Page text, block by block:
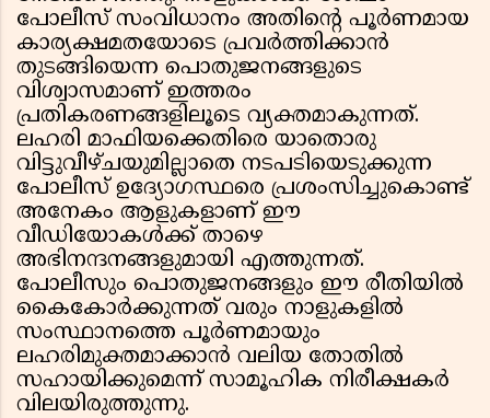
പോലീസ് സംവിധാനം അതിൻ്റെ പൂർണമായ
കാര്യക്ഷമതയോടെ പ്രവർത്തിക്കാൻ
തുടങ്ങിയെന്ന പൊതുജനങ്ങളുടെ
വിശ്വാസമാണ് ഇത്തരം
പ്രതികരണങ്ങളിലൂടെ വ്യക്തമാകുന്നത്.
ലഹരി മാഫിയക്കെതിരെ യാതൊരു
വിട്ടുവീഴ്ചയുമില്ലാതെ നടപടിയെടുക്കുന്ന
പോലീസ് ഉദ്യോഗസ്ഥരെ പ്രശംസിച്ചുകൊണ്ട്
അനേകം ആളുകളാണ് ഈ
വീഡിയോകൾക്ക് താഴെ
അഭിനന്ദനങ്ങളുമായി എത്തുന്നത്.
പോലീസും പൊതുജനങ്ങളും ഈ രീതിയിൽ
കൈകോർക്കുന്നത് വരും നാളുകളിൽ
സംസ്ഥാനത്തെ പൂർണമായും
ലഹരിമുക്തമാക്കാൻ വലിയ തോതിൽ
സഹായിക്കുമെന്ന് സാമൂഹിക നിരീക്ഷകർ
വിലയിരുത്തുന്നു.